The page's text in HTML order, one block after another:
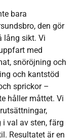
bara
den gör
lång sikt. Vi
med
snöröjning och
och kantstöd
sprickor –
håller måttet. Vi
val av sten, färg
Resultatet är en